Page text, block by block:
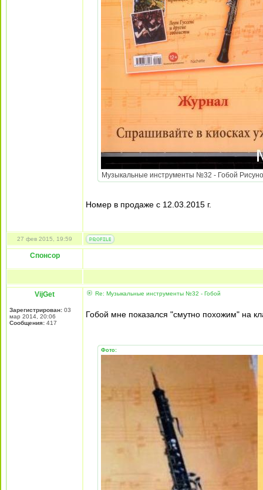
Музыкальные инструменты №32 - Гобой
Номер в продаже с 12.03.2015 г.
27 фев 2015, 19:59
Спонсор
VijGet
Зарегистрирован: 03
мар 2014, 20:06
Сообщения: 417
Re: Музыкальные инструменты №32 - Гобой
Гобой мне показался "смутно похожим" на
Фото: